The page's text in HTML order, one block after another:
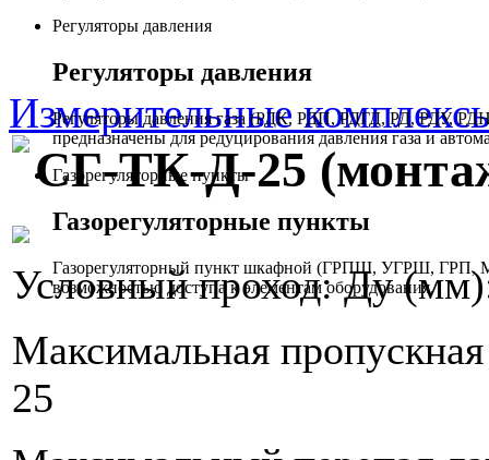
Регуляторы давления
Регуляторы давления
Регуляторы давления газа (РДК, РДП, РДГД, РД, РДУ,
предназначены для редуцирования давления газа и
Газорегуляторные пункты
Газорегуляторные пункты
Газорегуляторный пункт шкафной (ГРПШ, УГРШ, ГРП,
возможностью доступа к элементам оборудования.
Измерительные
СГ-ТК-Д-25
Условный проход: Ду
Максимальная
25